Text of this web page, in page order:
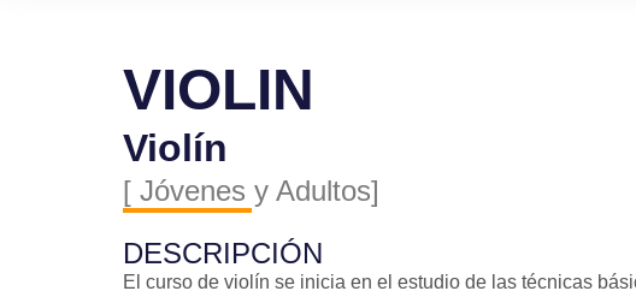
VIOLIN
Violín
[ Jóvenes y Adultos]
DESCRIPCIÓN
El curso de violín se inicia en el estudio de las técnicas